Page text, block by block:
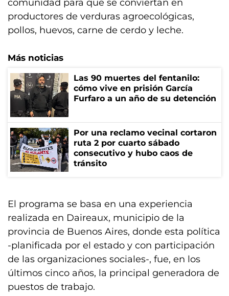
comunidad para que se conviertan en
productores de verduras agroecológicas,
pollos, huevos, carne de cerdo y leche.
Más noticias
Las 90 muertes del fentanilo:
cómo vive en prisión García
Furfaro a un año de su detención
Por una reclamo vecinal cortaron
ruta 2 por cuarto sábado
consecutivo y hubo caos de
tránsito
El programa se basa en una experiencia
realizada en Daireaux, municipio de la
provincia de Buenos Aires, donde esta política
-planificada por el estado y con participación
de las organizaciones sociales-, fue, en los
últimos cinco años, la principal generadora de
puestos de trabajo.